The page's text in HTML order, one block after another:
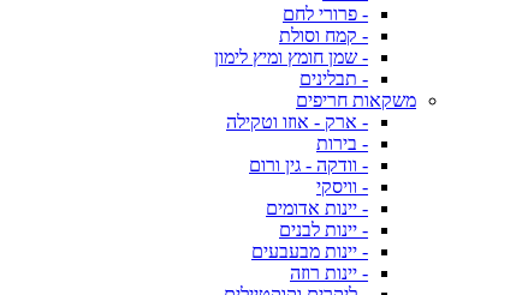
- פרורי לחם
- קמח וסולת
- שמן חומץ ומיץ לימון
- תבלינים
משקאות חריפים
- ארק - אוזו וטקילה
- בירות
- וודקה - גין ורום
- וויסקי
- יינות אדומים
- יינות לבנים
- יינות מבעבעים
- יינות רוזה